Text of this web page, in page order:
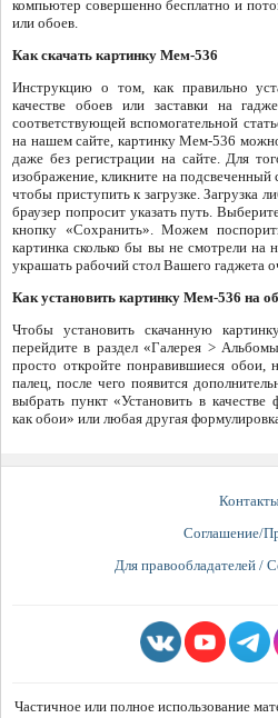
компьютер совершенно бесплатно и
или обоев.
Как скачать картинку Мем-536
Инструкцию о том, как правильно
качестве обоев или заставки на
соответствующей вспомогательной
на нашем сайте, картинку Мем-536
даже без регистрации на сайте. Для
изображение, кликните на
чтобы приступить к загрузке. Загрузка
браузер попросит указать путь.
кнопку «Сохранить». Можем
картинка сколько бы вы не смотрели на
украшать рабочий стол Вашего гаджета
Как установить картинку Мем-536 на
Чтобы установить скачанную
перейдите в раздел «Галерея >
просто откройте понравившиеся обои,
палец, после чего появится
выбрать пункт «Установить в качестве
как обои» или любая другая
Соглашение/
Для правообладателей /
Частичное или полное использование